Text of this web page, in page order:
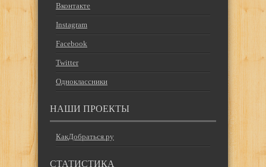
Вконтакте
Instagram
Facebook
Twitter
Одноклассники
НАШИ ПРОЕКТЫ
КакДобраться.ру
СТАТИСТИКА